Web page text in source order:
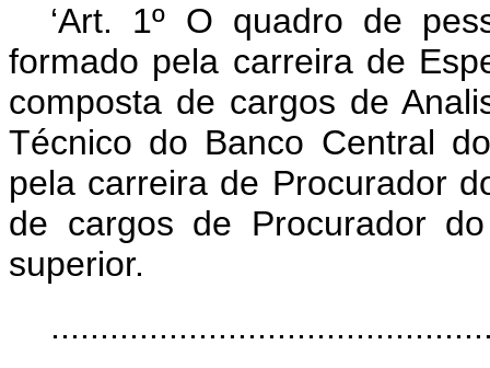
‘Art. 1º O quadro de
formado pela carreira de
composta de cargos de
Técnico do Banco Central
pela carreira de Procurador
de cargos de Procurador
superior.